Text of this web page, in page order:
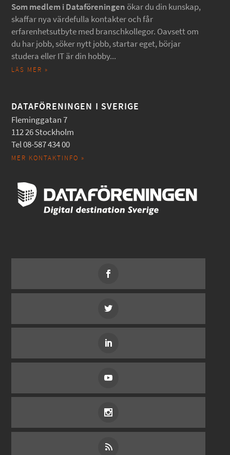
Som medlem i Dataföreningen ökar du din kunskap,
skaffar nya värdefulla kontakter och får
erfarenhetsutbyte med branschkollegor. Oavsett om
du har jobb, söker nytt jobb, startar eget, börjar
studera eller IT är din hobby...
LÄS MER »
DATAFÖRENINGEN I SVERIGE
Fleminggatan 7
112 26 Stockholm
Tel 08-587 434 00
MER KONTAKTINFO »